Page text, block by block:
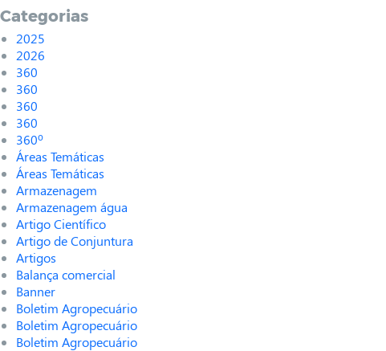
Categorias
2025
2026
360
360
360
360
360º
Áreas Temáticas
Áreas Temáticas
Armazenagem
Armazenagem água
Artigo Científico
Artigo de Conjuntura
Artigos
Balança comercial
Banner
Boletim Agropecuário
Boletim Agropecuário
Boletim Agropecuário